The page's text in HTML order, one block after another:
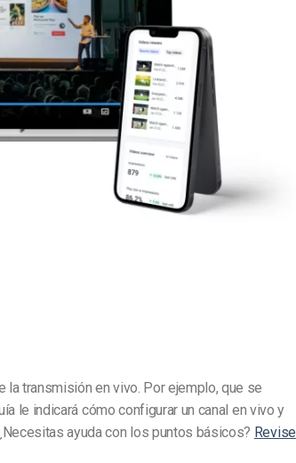
Televisión
la transmisión en vivo. Por ejemplo, que se
le indicará cómo configurar un canal en vivo y
ayuda con los puntos básicos? Revise